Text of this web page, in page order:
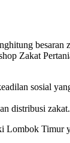
besaran
Zakat
sosial
distribusi zakat.
Lombok Timur